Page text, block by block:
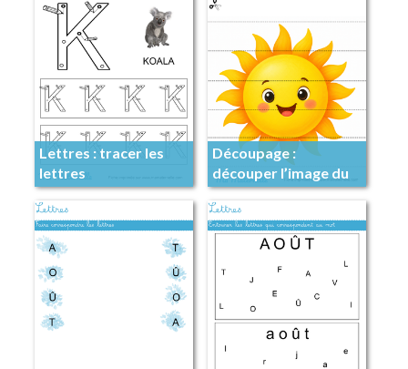
Lettres : tracer les
lettres
Découpage :
découper l’image du
soleil